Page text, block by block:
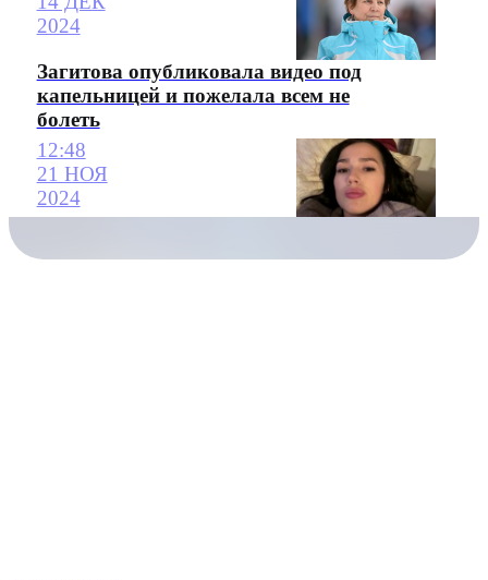
2024
Загитова опубликовала видео под
капельницей и пожелала всем не
болеть
12:48
21 НОЯ
2024